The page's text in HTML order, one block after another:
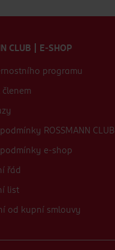
CLUB | E-SHOP
programu
členem
ROSSMANN CLUB
e-shop
řád
list
od kupní smlouvy